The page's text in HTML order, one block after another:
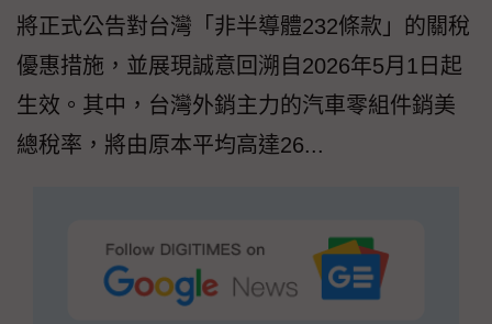
將正式公告對台灣「非半導體232條款」的關稅
優惠措施，並展現誠意回溯自2026年5月1日起
生效。其中，台灣外銷主力的汽車零組件銷美
總稅率，將由原本平均高達26...